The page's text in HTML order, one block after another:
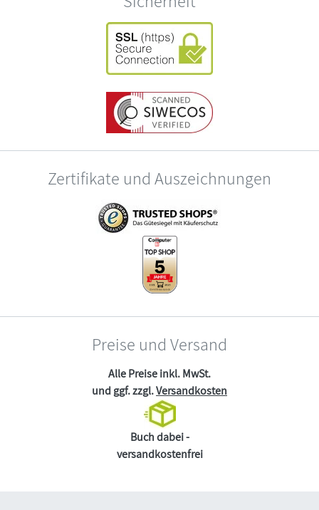
Zertifikate und Auszeichnungen
Preise und Versand
Alle Preise inkl. MwSt.
und ggf. zzgl.Versandkosten
Buch dabei -
versandkostenfrei